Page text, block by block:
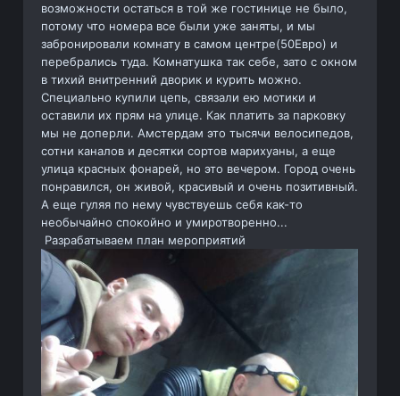
возможности остаться в той же гостинице не было,
потому что номера все были уже заняты, и мы
забронировали комнату в самом центре(50Евро) и
перебрались туда. Комнатушка так себе, зато с окном
в тихий внитренний дворик и курить можно.
Специально купили цепь, связали ею мотики и
оставили их прям на улице. Как платить за парковку
мы не доперли. Амстердам это тысячи велосипедов,
сотни каналов и десятки сортов марихуаны, а еще
улица красных фонарей, но это вечером. Город очень
понравился, он живой, красивый и очень позитивный.
А еще гуляя по нему чувствуешь себя как-то
необычайно спокойно и умиротворенно...
Разрабатываем план мероприятий